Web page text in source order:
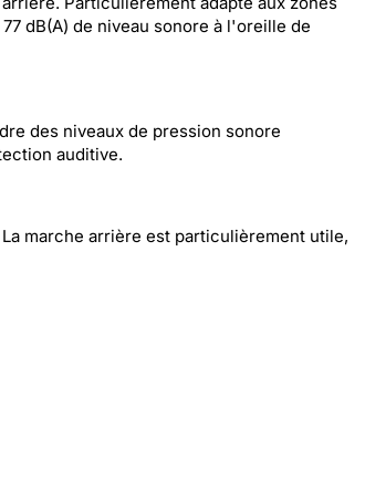
dB(A) de niveau sonore à l'oreille de
des niveaux de pression sonore
auditive.
marche arrière est particulièrement utile,